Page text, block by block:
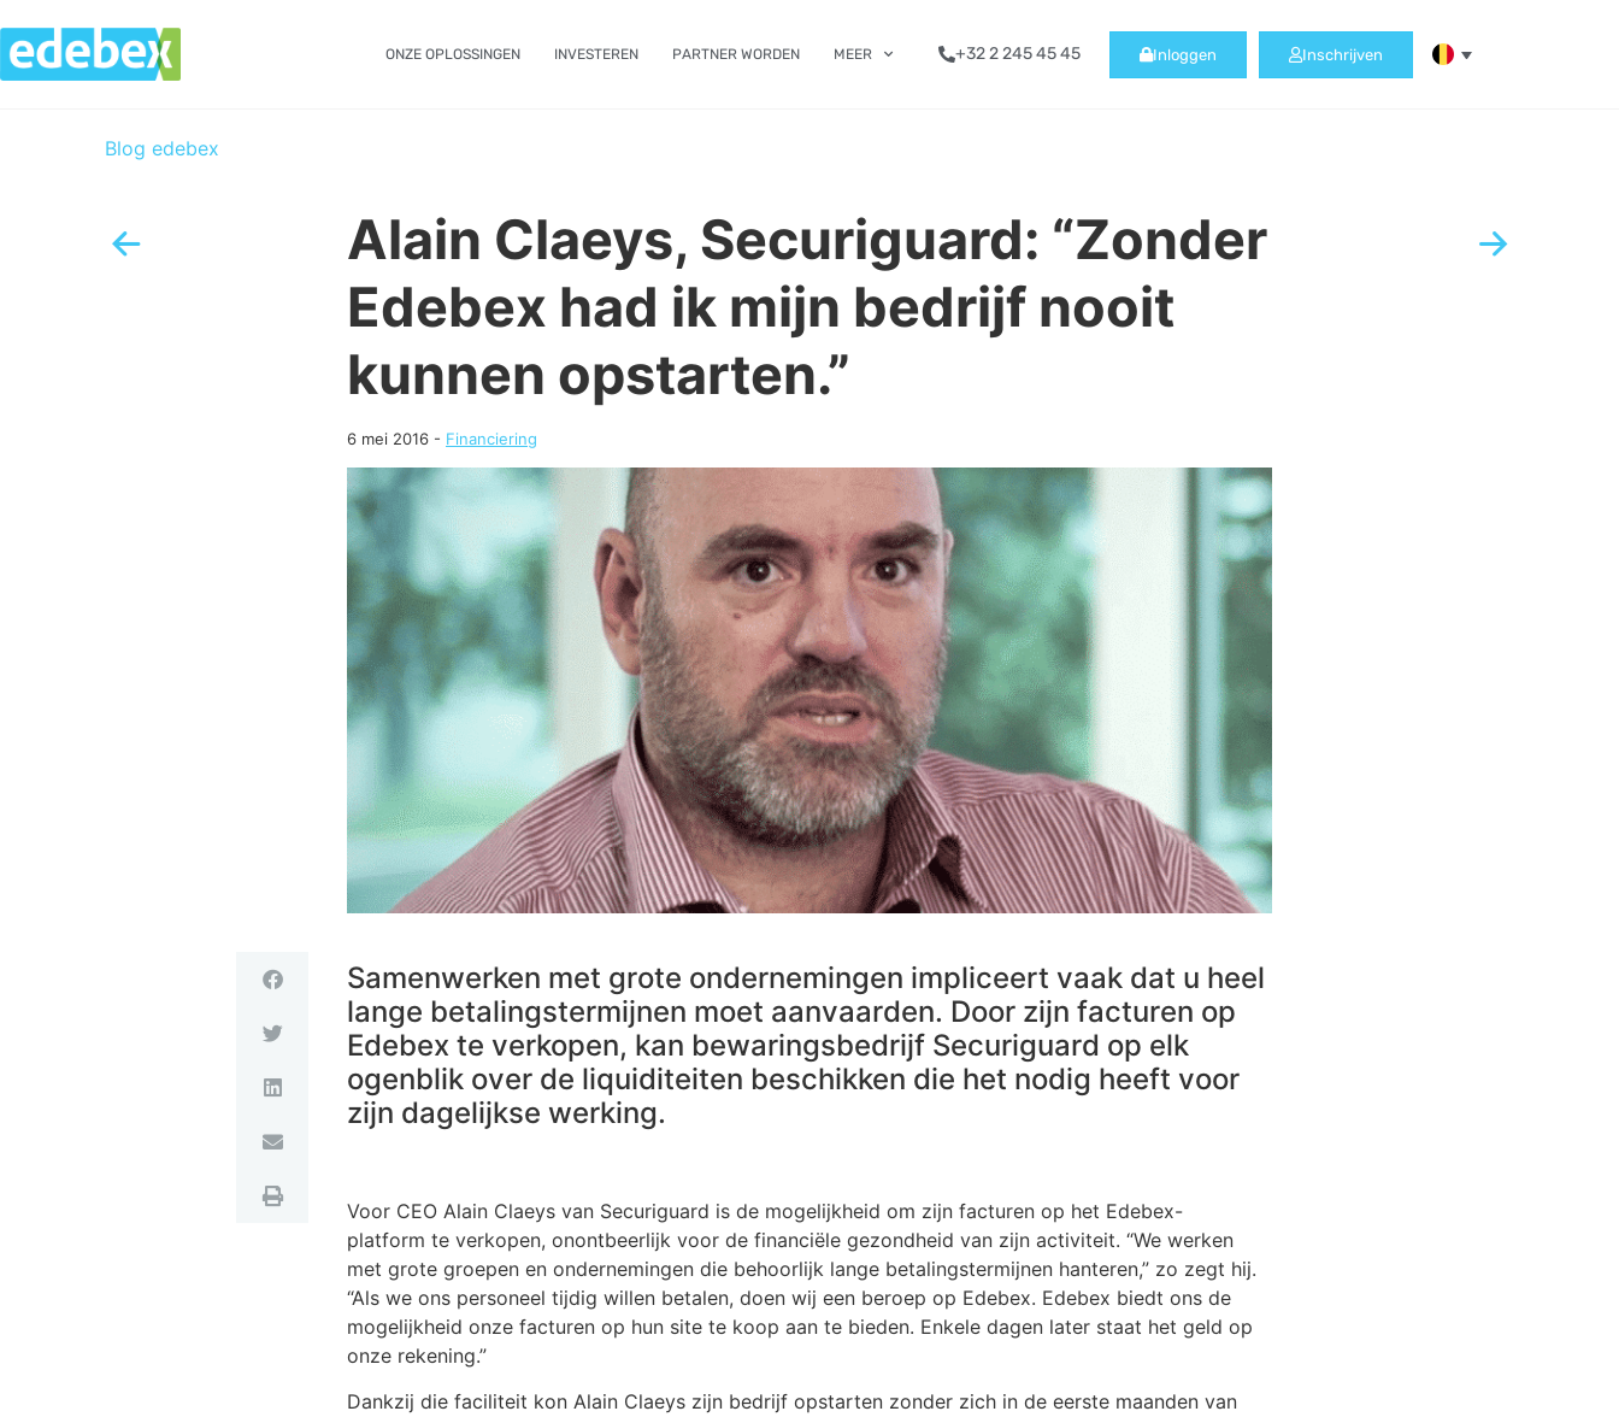
ONZE OPLOSSINGEN INVESTEREN PARTNER WORDEN MEER +32 2 245 45 45 Inloggen Inschrijven
Blog edebex
Alain Claeys, Securiguard: “Zonder
Edebex had ik mijn bedrijf nooit
kunnen opstarten.”
6 mei 2016 - Financiering
Samenwerken met grote ondernemingen impliceert vaak dat u heel
lange betalingstermijnen moet aanvaarden. Door zijn facturen op
Edebex te verkopen, kan bewaringsbedrijf Securiguard op elk
ogenblik over de liquiditeiten beschikken die het nodig heeft voor
zijn dagelijkse werking.
Voor CEO Alain Claeys van Securiguard is de mogelijkheid om zijn facturen op het Edebex-
platform te verkopen, onontbeerlijk voor de financiële gezondheid van zijn activiteit. “We werken
met grote groepen en ondernemingen die behoorlijk lange betalingstermijnen hanteren,” zo zegt hij.
“Als we ons personeel tijdig willen betalen, doen wij een beroep op Edebex. Edebex biedt ons de
mogelijkheid onze facturen op hun site te koop aan te bieden. Enkele dagen later staat het geld op
onze rekening.”
Dankzij die faciliteit kon Alain Claeys zijn bedrijf opstarten zonder zich in de eerste maanden van